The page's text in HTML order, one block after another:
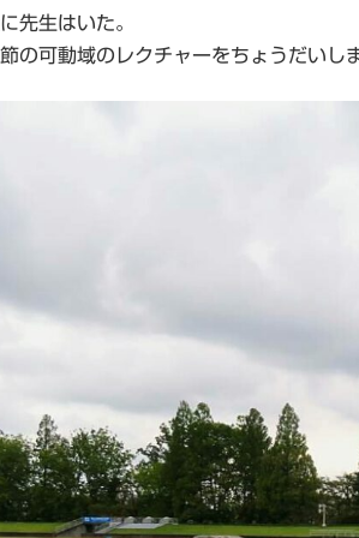
先生はいた。
の可動域のレクチャーをちょうだいし